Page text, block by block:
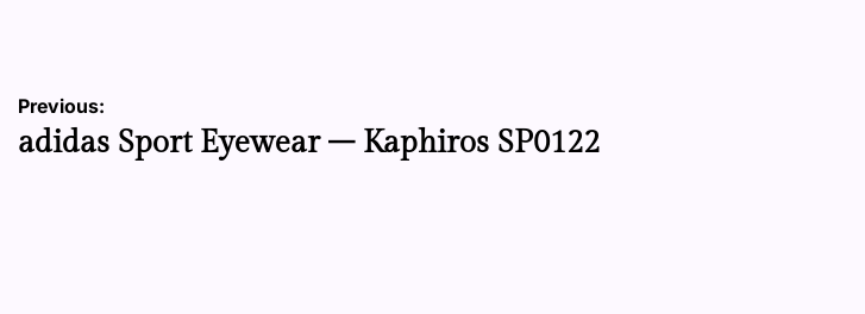
Navegación
de
Previous:
adidas Sport Eyewear – Kaphiros SP0122